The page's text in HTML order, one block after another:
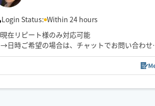
【メニュー】
🌿‬もみほぐし/ストレッチ
🌿オイルマッサージ
🌿足踏みマッサージ
🌿‬ヘッドスパ
Login Status: Within 24 hours
現在リピート様のみ対応可能
→日時ご希望の場合は、チャットでお問い合わせ
ださい✨
⚠️クーポン利用は私の施術リピート様のみです！
※ご新規様の予約確定はメッセージの返信確認次
です